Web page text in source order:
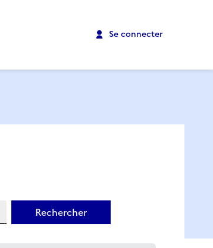
Se connecter